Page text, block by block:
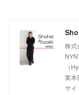
株式
（
業本
サイ